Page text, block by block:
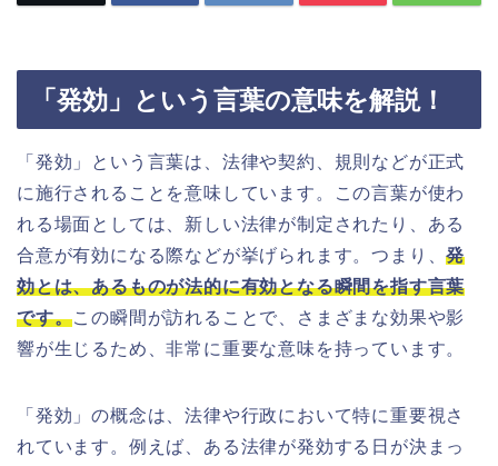
「発効」という言葉の意味を解説！
「発効」という言葉は、法律や契約、規則などが正式
に施行されることを意味しています。この言葉が使わ
れる場面としては、新しい法律が制定されたり、ある
合意が有効になる際などが挙げられます。つまり、発
効とは、あるものが法的に有効となる瞬間を指す言葉
です。この瞬間が訪れることで、さまざまな効果や影
響が生じるため、非常に重要な意味を持っています。
「発効」の概念は、法律や行政において特に重要視さ
れています。例えば、ある法律が発効する日が決まっ